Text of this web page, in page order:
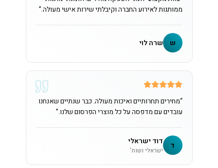
ממותגות לאירוע החברה וקיבלתי שירות אישי מעולה.”
ש שרה לוי
“מחירים תחרותיים ואיכות מעולה. כבר שנתיים שאנחנו
עובדים עם מדפסה על כל מוצרי הפרסום שלנו.”
ד דוד ישראלי
ישראלי ושות'